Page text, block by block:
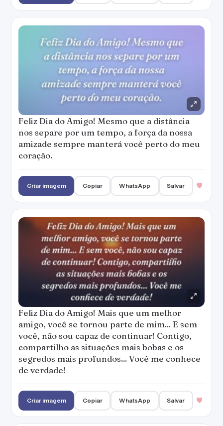
Feliz Dia do Amigo! Mesmo que a distância
nos separe por um tempo, a força da nossa
amizade sempre manterá você perto do meu
coração.
Criar imagem Copiar WhatsApp Salvar
Feliz Dia do Amigo! Mais que um melhor
amigo, você se tornou parte de mim... E sem
você, não sou capaz de continuar! Contigo,
compartilho as situações mais bobas e os
segredos mais profundos... Você me conhece
de verdade!
Criar imagem Copiar WhatsApp Salvar